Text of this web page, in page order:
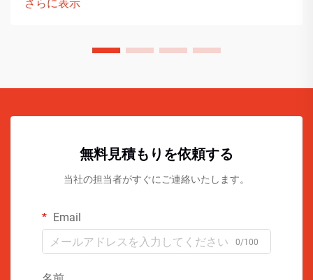
さらに表示
無料見積もりを依頼する
当社の担当者がすぐにご連絡いたします。
Email
0/100